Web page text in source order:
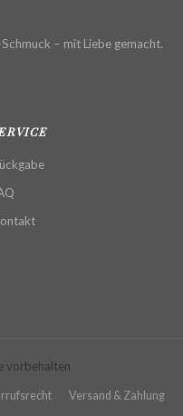
– mit Liebe gemacht.
vorbehalten
Versand & Zahlung